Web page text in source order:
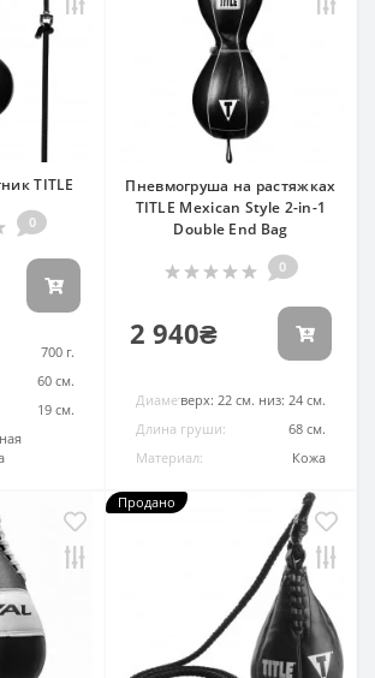
TITLE
0
700 г.
60 см.
19 см.
Пневмогруша на растяжках
TITLE Mexican Style 2-in-1
Double End Bag
0
2 940₴
Диаметр:верх: 22 см. низ: 24 см.
Длина груши:
68 см.
Материал:
Кожа
Продано